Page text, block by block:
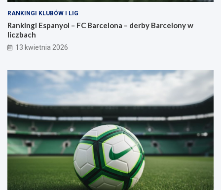
RANKINGI KLUBÓW I LIG
Rankingi Espanyol – FC Barcelona – derby Barcelony w
liczbach
13 kwietnia 2026